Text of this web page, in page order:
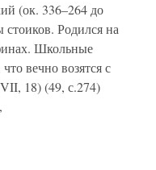
(ок. 336–264 до
Родился на
Школьные
вечно возятся с
18) (49, с.274)